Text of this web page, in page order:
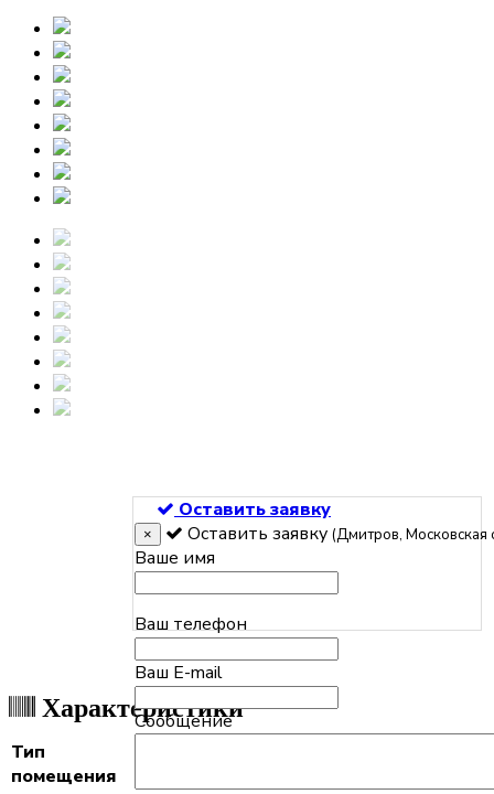
Оставить заявку
× Оставить заявку (Дмитров, Московская
Ваше имя
Ваш телефон
Ваш E-mail
Сообщение
Характеристики
Тип
помещения